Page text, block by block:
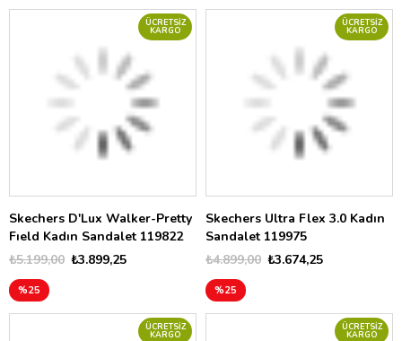
Skechers D'Lux Walker-Pretty
Fıeld Kadın Sandalet 119822
₺3.899,25
₺5.199,00
%25
ÜCRETSIZ
KARGO
Skechers Ultra Flex 3.0 Kadın
Sandalet 119975
₺3.674,25
₺4.899,00
%25
ÜCRETSIZ
KARGO
ÜCRETSIZ
KARGO
ÜCRETSIZ
KARGO